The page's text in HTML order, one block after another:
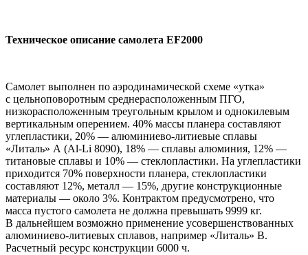
Техническое описание самолета EF2000
Самолет выполнен по аэродинамической схеме «утка»
с цельноповоротным среднерасположенным ПГО,
низкорасположенным треугольным крылом и однокилевым
вертикальным оперением. 40% массы планера составляют
углепластики, 20% — алюминиево-литиевые сплавы
«Литаль» А (Al-Li 8090), 18% — сплавы алюминия, 12% —
титановые сплавы и 10% — стеклопластики. На углепластики
приходится 70% поверхности планера, стеклопластики
составляют 12%, металл — 15%, другие конструкционные
материалы — около 3%. Контрактом предусмотрено, что
масса пустого самолета не должна превышать 9999 кг.
В дальнейшем возможно применение усовершенствованных
алюминиево-литиевых сплавов, например «Литаль» В.
Расчетный ресурс конструкции 6000 ч.